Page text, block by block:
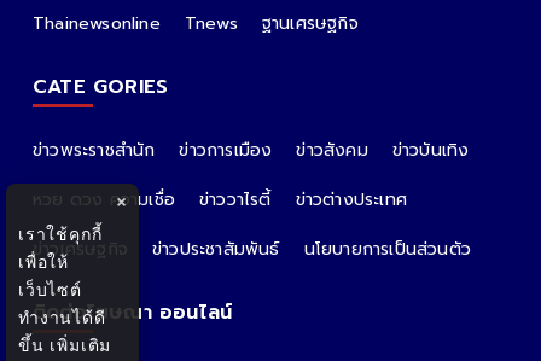
Thainewsonline
Tnews ฐานเศรษฐกิจ
CATE GORIES
ข่าวพระราชสำนัก ข่าวการเมือง ข่าวสังคม
ข่าวบันเทิง
หวย ดวง ความเชื่อ
ข่าววาไรตี้
ข่าวต่างประเทศ
ข่าวเศรษฐกิจ
ข่าวประชาสัมพันธ์ นโยบายการเป็นส่วนตัว
ติดต่อโฆษณา ออนไลน์
×
เราใช้คุกกี้
เพื่อให้
เว็บไซต์
ทำงานได้ดี
ขึ้น เพิ่มเติม